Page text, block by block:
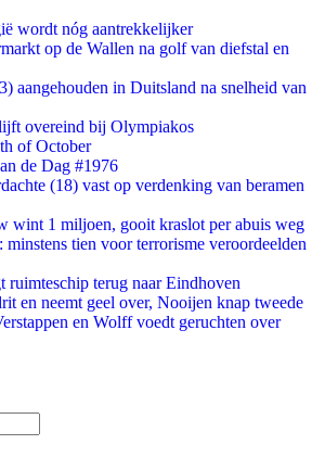
wordt nóg aantrekkelijker
op de Wallen na golf van diefstal en
aangehouden in Duitsland na snelheid van
overeind bij Olympiakos
of October
de Dag #1976
(18) vast op verdenking van beramen
wint 1 miljoen, gooit kraslot per abuis weg
minstens tien voor terrorisme veroordeelden
ruimteschip terug naar Eindhoven
en neemt geel over, Nooijen knap tweede
en Wolff voedt geruchten over